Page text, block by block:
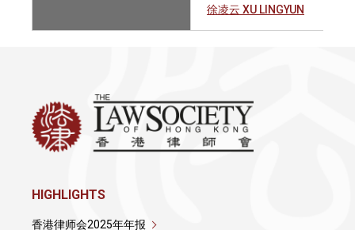
徐凌云 XU LINGYUN
HIGHLIGHTS
香港律师会2025年年报